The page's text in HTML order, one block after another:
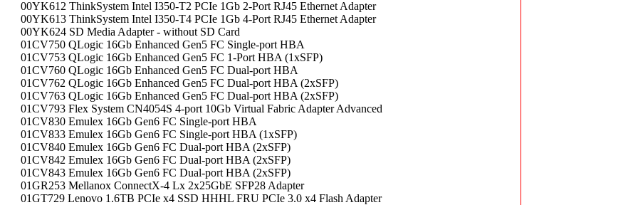
00YK612 ThinkSystem Intel I350-T2 PCIe 1Gb 2-Port RJ45 Ethernet Adapter
00YK613 ThinkSystem Intel I350-T4 PCIe 1Gb 4-Port RJ45 Ethernet Adapter
00YK624 SD Media Adapter - without SD Card
01CV750 QLogic 16Gb Enhanced Gen5 FC Single-port HBA
01CV753 QLogic 16Gb Enhanced Gen5 FC 1-Port HBA (1xSFP)
01CV760 QLogic 16Gb Enhanced Gen5 FC Dual-port HBA
01CV762 QLogic 16Gb Enhanced Gen5 FC Dual-port HBA (2xSFP)
01CV763 QLogic 16Gb Enhanced Gen5 FC Dual-port HBA (2xSFP)
01CV793 Flex System CN4054S 4-port 10Gb Virtual Fabric Adapter Advanced
01CV830 Emulex 16Gb Gen6 FC Single-port HBA
01CV833 Emulex 16Gb Gen6 FC Single-port HBA (1xSFP)
01CV840 Emulex 16Gb Gen6 FC Dual-port HBA (2xSFP)
01CV842 Emulex 16Gb Gen6 FC Dual-port HBA (2xSFP)
01CV843 Emulex 16Gb Gen6 FC Dual-port HBA (2xSFP)
01GR253 Mellanox ConnectX-4 Lx 2x25GbE SFP28 Adapter
01GT729 Lenovo 1.6TB PCIe x4 SSD HHHL FRU PCIe 3.0 x4 Flash Adapter